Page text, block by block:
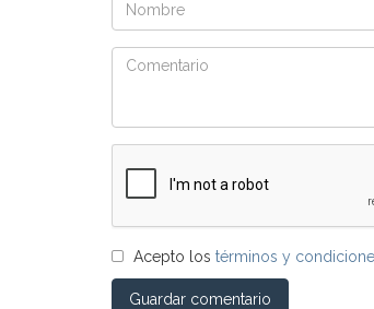
Acepto los términos y
Guardar comentario